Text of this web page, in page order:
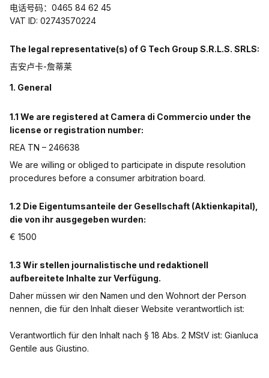
电话号码：0465 84 62 45
VAT ID: 02743570224
The legal representative(s) of G Tech Group S.R.L.S. SRLS:
吉安卢卡-詹蒂莱
1. General
1.1 We are registered at Camera di Commercio under the
license or registration number:
REA TN – 246638
We are willing or obliged to participate in dispute resolution
procedures before a consumer arbitration board.
1.2 Die Eigentumsanteile der Gesellschaft (Aktienkapital),
die von ihr ausgegeben wurden:
€ 1500
1.3 Wir stellen journalistische und redaktionell
aufbereitete Inhalte zur Verfügung.
Daher müssen wir den Namen und den Wohnort der Person
nennen, die für den Inhalt dieser Website verantwortlich ist:
Verantwortlich für den Inhalt nach § 18 Abs. 2 MStV ist: Gianluca
Gentile aus Giustino.